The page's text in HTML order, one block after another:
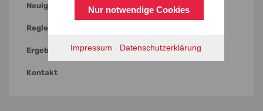
Nur notwendige Cookies
Impressum · Datenschutzerklärung
Neuigkeiten
Reglement
Ergebnisse
Kontakt